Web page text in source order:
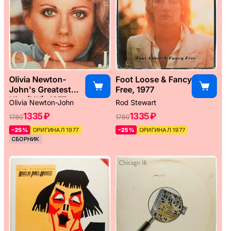
Olivia Newton-
John's Greatest
Hits (UK), 1977
Olivia Newton-John
17801335 ₽
–25%
ОРИГИНАЛ 1977
СБОРНИК
Foot Loose & Fancy
Free, 1977
Rod Stewart
17801335 ₽
–25% ОРИГИНАЛ 1977